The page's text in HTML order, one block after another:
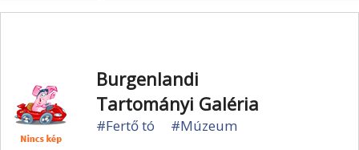
Burgenlandi
Tartományi Galéria
#Fertő tó #Múzeum